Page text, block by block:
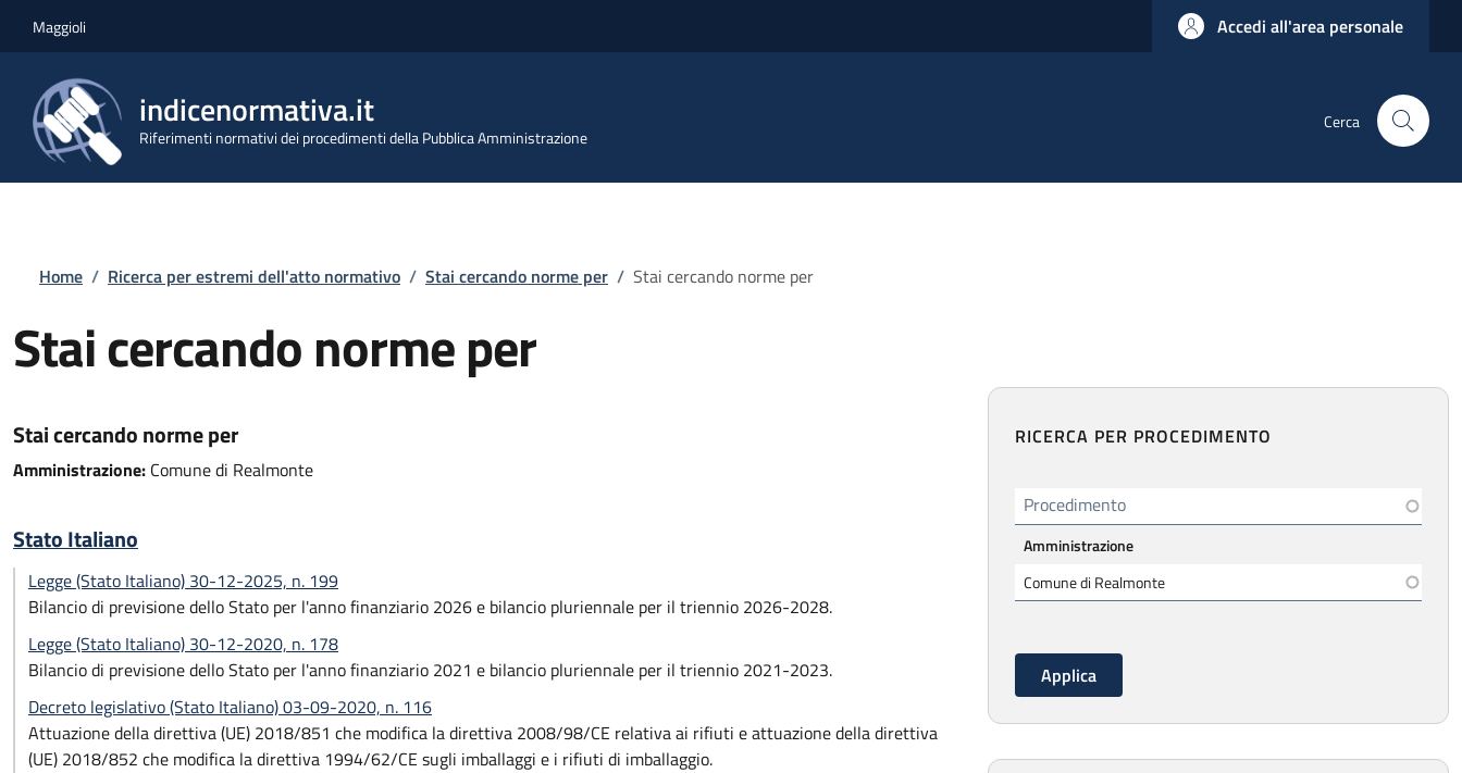
Maggioli Accedi all'area personale
indicenormativa.it
Riferimenti normativi dei procedimenti della Pubblica Amministrazione
Cerca
Briciole di pane
Home / Ricerca per estremi dell'atto normativo / Stai cercando norme per / Stai cercando norme per
Stai cercando norme per
Stai cercando norme per
Amministrazione: Comune di Realmonte
Stato Italiano
Legge (Stato Italiano) 30-12-2025, n. 199
Bilancio di previsione dello Stato per l'anno finanziario 2026 e bilancio pluriennale per il triennio 2026-2028.
Legge (Stato Italiano) 30-12-2020, n. 178
Bilancio di previsione dello Stato per l'anno finanziario 2021 e bilancio pluriennale per il triennio 2021-2023.
Decreto legislativo (Stato Italiano) 03-09-2020, n. 116
Attuazione della direttiva (UE) 2018/851 che modifica la direttiva 2008/98/CE relativa ai rifiuti e attuazione della direttiva
(UE) 2018/852 che modifica la direttiva 1994/62/CE sugli imballaggi e i rifiuti di imballaggio.
RICERCA PER PROCEDIMENTO
Procedimento
Amministrazione